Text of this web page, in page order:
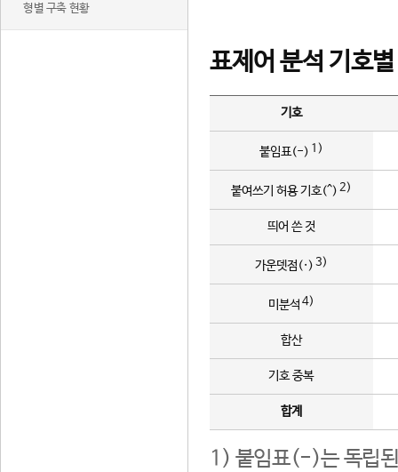
형별 구축 현황
표제어 분석 기호
기호
붙임표(-) 1)
붙여쓰기 허용 기호(^) 2)
띄어 쓴 것
가운뎃점(·) 3)
미분석 4)
합산
기호 중복
합계
1) 붙임표(-)는 독립된